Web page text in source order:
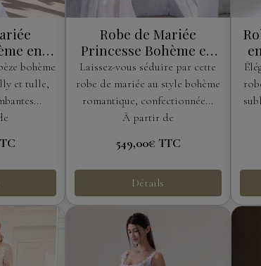
en
avec
bohème
et tulle,
Robe de Mariée
Princesse Bohème en
Tulle Pailleté et
Dentelle Florale
Laissez-vous séduire par cette
robe de mariée au style bohème
romantique, confectionnée...
À partir de
549,00€ TTC
Détails